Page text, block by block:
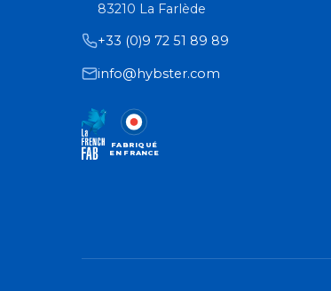
83210 La Farlède
+33 (0)9 72 51 89 89
info@hybster.com
FABRIQUÉ
EN FRANCE